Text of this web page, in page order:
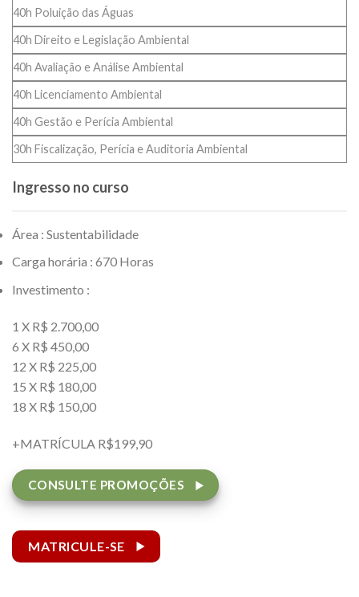
40h Poluição das Águas
40h Direito e Legislação Ambiental
40h Avaliação e Análise Ambiental
40h Licenciamento Ambiental
40h Gestão e Perícia Ambiental
30h Fiscalização, Perícia e Auditoria Ambiental
Ingresso no curso
Área : Sustentabilidade
Carga horária : 670 Horas
Investimento :
1 X R$ 2.700,00
6 X R$ 450,00
12 X R$ 225,00
15 X R$ 180,00
18 X R$ 150,00
+MATRÍCULA R$199,90
CONSULTE PROMOÇÕES
MATRICULE-SE